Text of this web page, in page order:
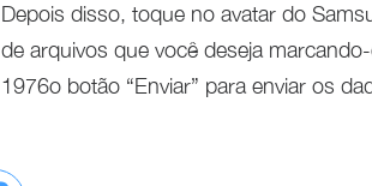
Depois disso, toque no avatar do
de arquivos que você deseja
1976o botão “Enviar” para enviar os